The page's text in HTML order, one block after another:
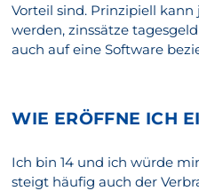
Vorteil sind. Prinzipiell
werden, zinssätze
auch auf eine Software
WIE ERÖFFNE ICH
Ich bin 14 und ich würde
steigt häufig auch der